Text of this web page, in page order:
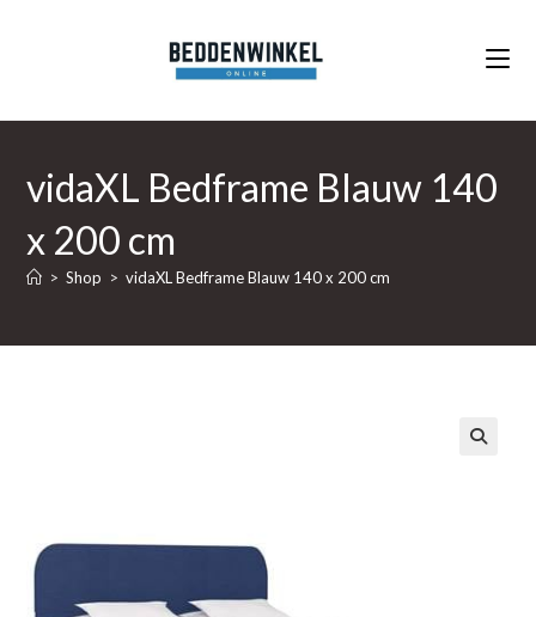
vidaXL Bedframe Blauw 140
x 200 cm
> Shop > vidaXL Bedframe Blauw 140 x 200 cm